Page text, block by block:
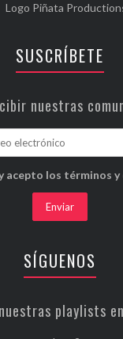
SUSCRÍBETE
nuestras
acepto los términos y
SÍGUENOS
playlists